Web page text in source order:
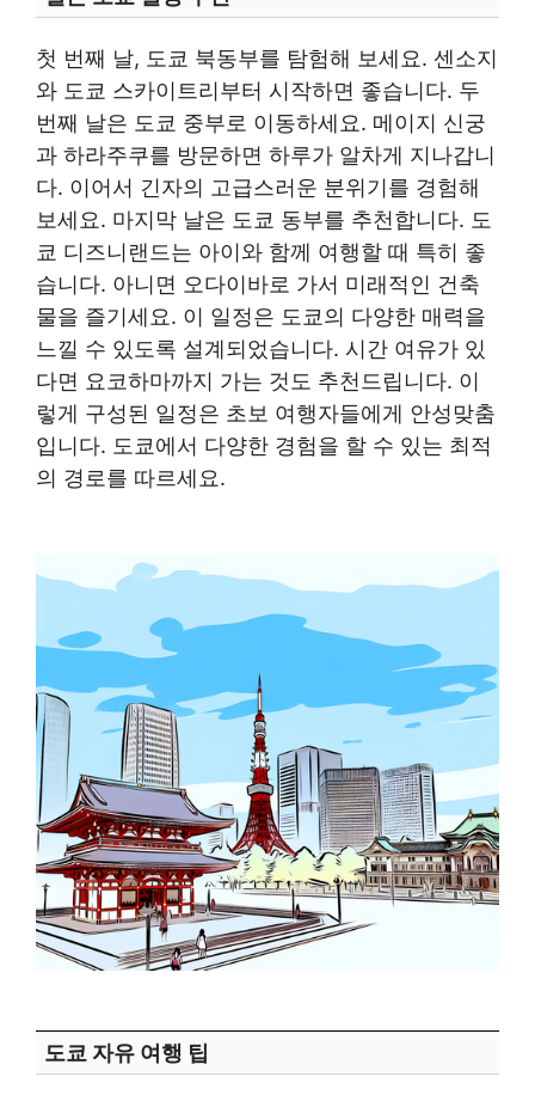
첫 번째 날, 도쿄 북동부를 탐험해 보세요. 센소지
와 도쿄 스카이트리부터 시작하면 좋습니다. 두
번째 날은 도쿄 중부로 이동하세요. 메이지 신궁
과 하라주쿠를 방문하면 하루가 알차게 지나갑니
다. 이어서 긴자의 고급스러운 분위기를 경험해
보세요. 마지막 날은 도쿄 동부를 추천합니다. 도
쿄 디즈니랜드는 아이와 함께 여행할 때 특히 좋
습니다. 아니면 오다이바로 가서 미래적인 건축
물을 즐기세요. 이 일정은 도쿄의 다양한 매력을
느낄 수 있도록 설계되었습니다. 시간 여유가 있
다면 요코하마까지 가는 것도 추천드립니다. 이
렇게 구성된 일정은 초보 여행자들에게 안성맞춤
입니다. 도쿄에서 다양한 경험을 할 수 있는 최적
의 경로를 따르세요.
도쿄 자유 여행 팁